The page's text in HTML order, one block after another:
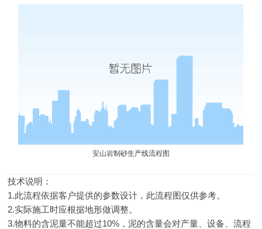
安山岩制砂生产线流程图
技术说明：
1.此流程依据客户提供的参数设计，此流程图仅供参考。
2.实际施工时应根据地形做调整。
3.物料的含泥量不能超过10%，泥的含量会对产量、设备、流程